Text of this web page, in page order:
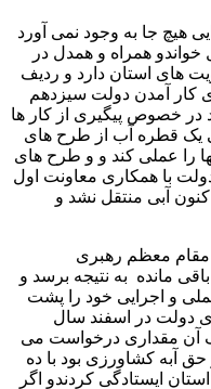
هیچ جا به وجود نمی آورد
خواندو همراه و همدل در
های استان دارد و ردیف
کار آمدن دولت سیزدهم
بودجه ۱۴۰۰ تهیه شد در خصوص پیگیری از کار ها
یک قطره آب از طرح های
را عملی کند و و طرح های
با همکاری معاونت اول
آبی منتقل نشد و
مقام معظم رهبری
۲۴۶ هزار هکتار باقی مانده به نتیجه برسد و
و اجرایی خود را پشت
دولت در اسفند سال
آن مقداری درخواست می
نیاز حق آبه کشاورزی بود با ده
استان ایستادگی کردندو اگر